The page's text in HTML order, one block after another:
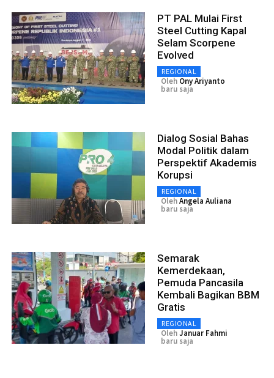
PT PAL Mulai First
Steel Cutting Kapal
Selam Scorpene
Evolved
REGIONAL
Oleh Ony Ariyanto
baru saja
Dialog Sosial Bahas
Modal Politik dalam
Perspektif Akademis
Korupsi
REGIONAL
OlehAngela Auliana
baru saja
Semarak
Kemerdekaan,
Pemuda Pancasila
Kembali Bagikan BBM
Gratis
REGIONAL
OlehJanuar Fahmi
baru saja